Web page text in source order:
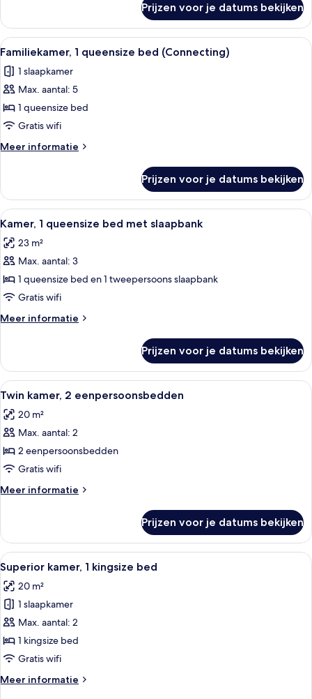
mindervaliden
laden
1
queensize
bed,
voor
mindervaliden
Prijzen voor je datums bekijken
Alle
foto's
voor
Familiekamer,
1
queensize
bed
(Connecting)
Een hotelkamer met een bed, een
11
Familiekamer, 1 queensize bed (Connecting)
1 slaapkamer
Max. aantal: 5
1 queensize bed
Gratis wifi
Meer informatie
Meer
1
queensize
bed
(Connecting)
Prijzen voor je datums bekijken
Alle
foto's
voor
Kamer,
1
queensize
bed
met
laden
Twee ingelijste kunstwerken aan
8
Kamer, 1 queensize bed met slaapbank
23 m²
Max. aantal: 3
1 queensize bed en 1 tweepersoons slaapbank
Gratis wifi
Meer informatie
Meer
1
queensize
bed
slaapbank
Prijzen voor je datums bekijken
Alle
foto's
voor
Twin
kamer,
2
eenpersoonsbedden
laden
Een hotelkamer met twee bedden,
6
Twin kamer, 2 eenpersoonsbedden
20 m²
Max. aantal: 2
2 eenpersoonsbedden
Gratis wifi
Meer informatie
Meer
kamer,
eenpersoonsbedden
Prijzen voor je datums bekijken
Alle
foto's
voor
Superior
kamer,
1
kingsize
laden
Een moderne hotelkamer met een
5
Superior kamer, 1 kingsize bed
20 m²
1 slaapkamer
Max. aantal: 2
1 kingsize bed
Gratis wifi
Meer informatie
Meer